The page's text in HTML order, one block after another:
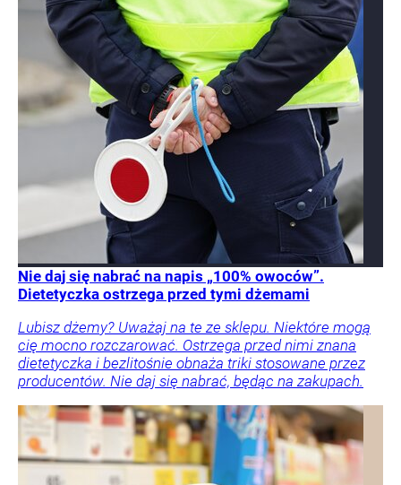
Nie daj się nabrać na napis „100% owoców”.
Dietetyczka ostrzega przed tymi dżemami
Lubisz dżemy? Uważaj na te ze sklepu. Niektóre mogą
cię mocno rozczarować. Ostrzega przed nimi znana
dietetyczka i bezlitośnie obnaża triki stosowane przez
producentów. Nie daj się nabrać, będąc na zakupach.